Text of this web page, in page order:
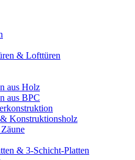
& Lofttüren
aus Holz
aus BPC
Konstruktionsholz
& 3-Schicht-Platten